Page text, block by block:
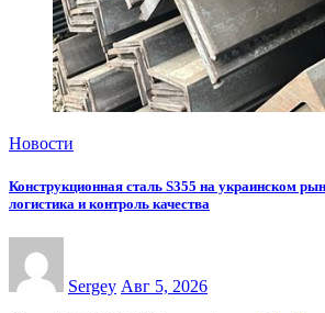
Новости
Конструкционная сталь S355 на украинском
логистика и контроль качества
Sergey Авг 5, 2026